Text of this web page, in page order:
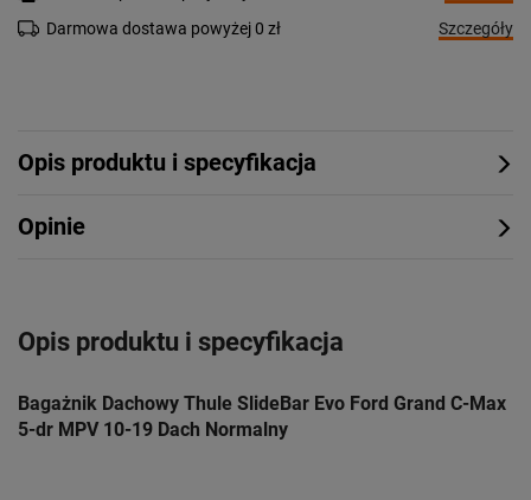
Darmowa dostawa powyżej 0 zł
Szczegóły
Opis produktu i specyfikacja
Opinie
Opis produktu i specyfikacja
Bagażnik Dachowy Thule SlideBar Evo Ford Grand C-Max
5-dr MPV 10-19 Dach Normalny